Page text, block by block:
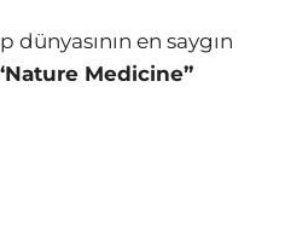
dünyasının en saygın
Medicine”